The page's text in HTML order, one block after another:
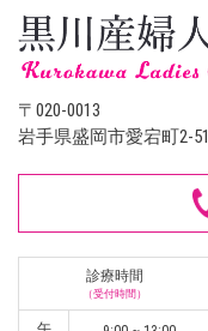
〒020-0013
岩手県盛岡市愛宕町2-51
診療時間
（受付時間）